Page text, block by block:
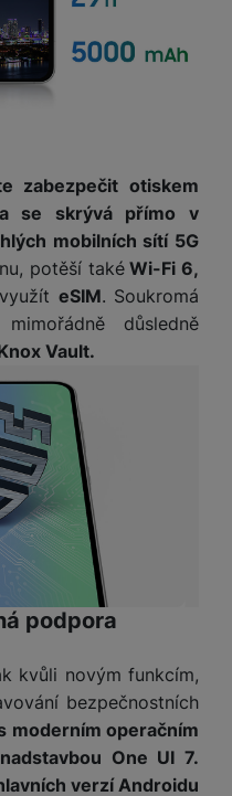
zabezpečit otiskem
se skrývá přímo v
mobilních sítí 5G
potěší takéWi-Fi 6,
eSIM. Soukromá
důsledně
Vault.
podpora
kvůli novým funkcím,
bezpečnostních
moderním operačním
One UI 7.
verzí Androidu